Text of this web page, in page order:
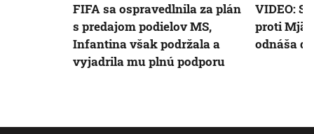
FIFA sa ospravedlnila za plán
s predajom podielov MS,
Infantina však podržala a
vyjadrila mu plnú podporu
VIDEO:
proti
odnáša